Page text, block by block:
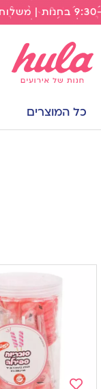
כל המוצרים